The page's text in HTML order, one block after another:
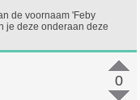
de voornaam 'Feby
je deze onderaan deze
0